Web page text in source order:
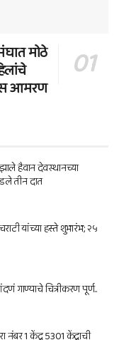
मोठे
आमरण
हैवान देवस्थानच्या
तीन दात
यांच्या हस्ते शुभारंभ; २५
गाण्याचे चित्रीकरण पूर्ण..
नंबर 1 केंद्र 5301 केंद्राची